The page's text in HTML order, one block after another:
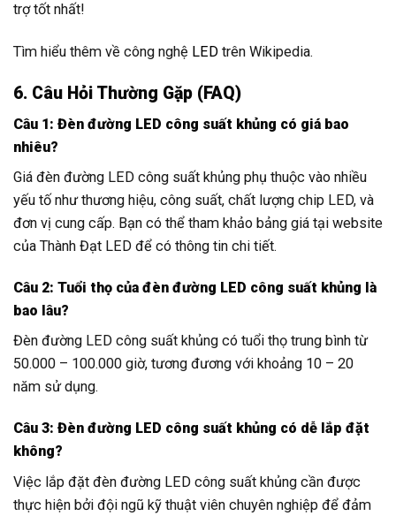
trợ tốt nhất!
Tìm hiểu thêm về công nghệ LED trên Wikipedia.
6. Câu Hỏi Thường Gặp (FAQ)
Câu 1: Đèn đường LED công suất khủng có giá bao
nhiêu?
Giá đèn đường LED công suất khủng phụ thuộc vào nhiều
yếu tố như thương hiệu, công suất, chất lượng chip LED, và
đơn vị cung cấp. Bạn có thể tham khảo bảng giá tại website
của Thành Đạt LED để có thông tin chi tiết.
Câu 2: Tuổi thọ của đèn đường LED công suất khủng là
bao lâu?
Đèn đường LED công suất khủng có tuổi thọ trung bình từ
50.000 – 100.000 giờ, tương đương với khoảng 10 – 20
năm sử dụng.
Câu 3: Đèn đường LED công suất khủng có dễ lắp đặt
không?
Việc lắp đặt đèn đường LED công suất khủng cần được
thực hiện bởi đội ngũ kỹ thuật viên chuyên nghiệp để đảm